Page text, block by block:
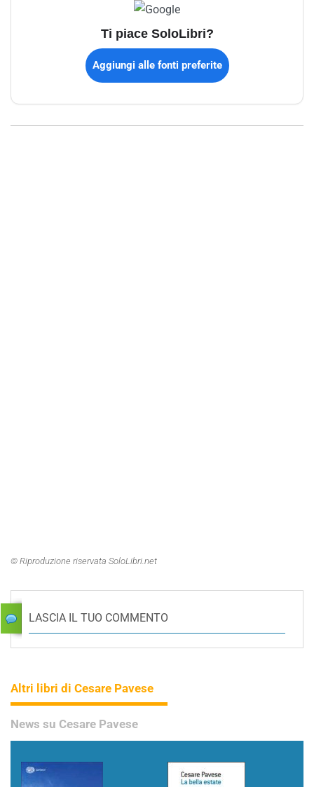
Ti piace SoloLibri?
Aggiungi alle fonti preferite
© Riproduzione riservata SoloLibri.net
LASCIA IL TUO COMMENTO
Altri libri di Cesare Pavese
News su Cesare Pavese